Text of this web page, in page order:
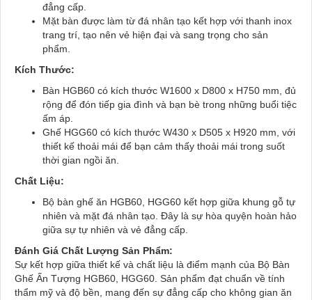
đẳng cấp.
Mặt bàn được làm từ đá nhân tạo kết hợp với thanh inox
trang trí, tạo nên vẻ hiện đại và sang trọng cho sản
phẩm.
Kích Thước:
Bàn HGB60 có kích thước W1600 x D800 x H750 mm, đủ
rộng để đón tiếp gia đình và bạn bè trong những buổi tiệc
ấm áp.
Ghế HGG60 có kích thước W430 x D505 x H920 mm, với
thiết kế thoải mái để bạn cảm thấy thoải mái trong suốt
thời gian ngồi ăn.
Chất Liệu:
Bộ bàn ghế ăn HGB60, HGG60 kết hợp giữa khung gỗ tự
nhiên và mặt đá nhân tạo. Đây là sự hòa quyện hoàn hảo
giữa sự tự nhiên và vẻ đẳng cấp.
Đánh Giá Chất Lượng Sản Phẩm:
Sự kết hợp giữa thiết kế và chất liệu là điểm mạnh của Bộ Bàn
Ghế Ấn Tượng HGB60, HGG60. Sản phẩm đạt chuẩn về tính
thẩm mỹ và độ bền, mang đến sự đẳng cấp cho không gian ăn